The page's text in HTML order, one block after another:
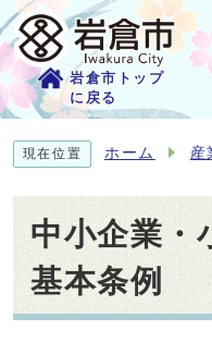
岩倉市トップ
に戻る
現在位置 ホーム 産
中小企業・
基本条例